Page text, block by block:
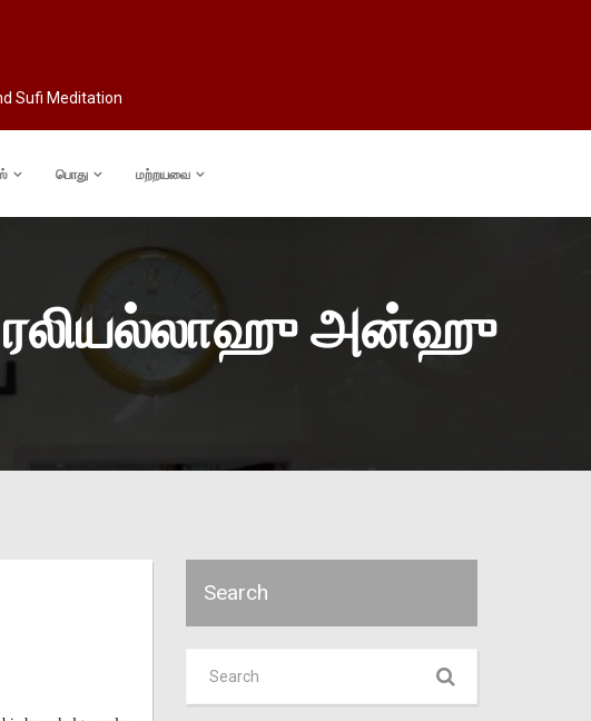
Sufi Meditation
பொது மற்றயவை
ரலியல்லாஹு அன்ஹு
Search